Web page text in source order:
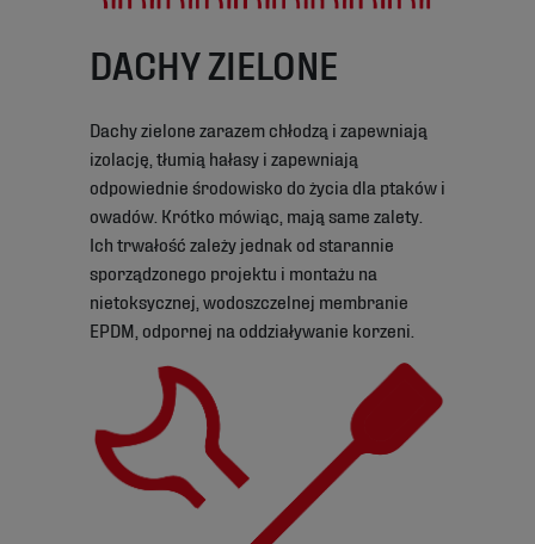
DACHY ZIELONE
Dachy zielone zarazem chłodzą i zapewniają
izolację, tłumią hałasy i zapewniają
odpowiednie środowisko do życia dla ptaków i
owadów. Krótko mówiąc, mają same zalety.
Ich trwałość zależy jednak od starannie
sporządzonego projektu i montażu na
nietoksycznej, wodoszczelnej membranie
EPDM, odpornej na oddziaływanie korzeni.